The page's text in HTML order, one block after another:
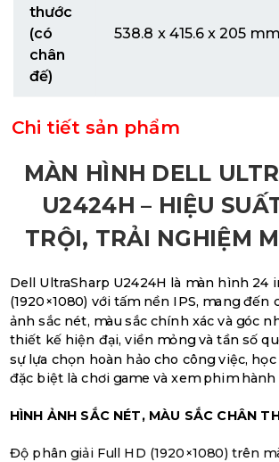
thước
(có
chân
đế)
538.8 x 415.6 x 205 mm
Chi tiết sản phẩm
MÀN HÌNH DELL
U2424H – HIỆU
TRỘI, TRẢI NGHIỆM
Dell UltraSharp U2424H là màn hình 24
(1920×1080) với tấm nền IPS, mang
ảnh sắc nét, màu sắc chính xác và góc
thiết kế hiện đại, viền mỏng và tần số
sự lựa chọn hoàn hảo cho công việc,
đặc biệt là chơi game và xem phim hành
HÌNH ẢNH SẮC NÉT, MÀU SẮC CHÂN
Độ phân giải Full HD (1920×1080) trên